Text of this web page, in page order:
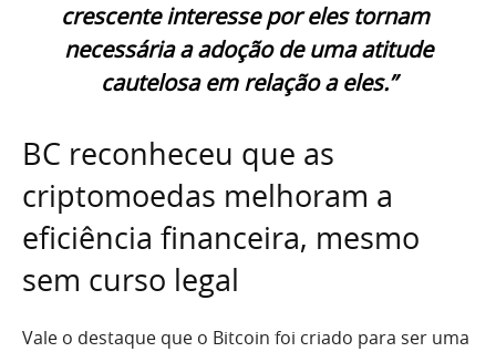
crescente interesse por eles tornam
necessária a adoção de uma atitude
cautelosa em relação a eles.”
BC reconheceu que as
criptomoedas melhoram a
eficiência financeira, mesmo
sem curso legal
Vale o destaque que o Bitcoin foi criado para ser uma